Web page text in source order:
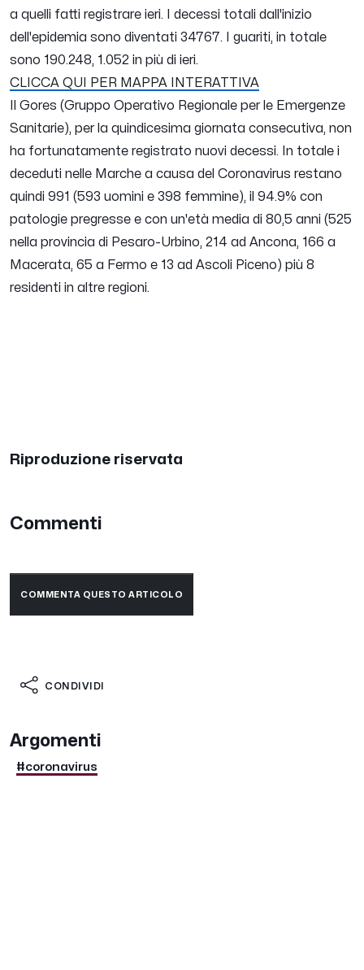
a quelli fatti registrare ieri. I decessi totali dall'inizio
dell'epidemia sono diventati 34767. I guariti, in totale
sono 190.248, 1.052 in più di ieri.
CLICCA QUI PER MAPPA INTERATTIVA
Il Gores (Gruppo Operativo Regionale per le Emergenze
Sanitarie), per la quindicesima giornata consecutiva, non
ha fortunatamente registrato nuovi decessi. In totale i
deceduti nelle Marche a causa del Coronavirus restano
quindi 991 (593 uomini e 398 femmine), il 94.9% con
patologie pregresse e con un'età media di 80,5 anni (525
nella provincia di Pesaro-Urbino, 214 ad Ancona, 166 a
Macerata, 65 a Fermo e 13 ad Ascoli Piceno) più 8
residenti in altre regioni.
Riproduzione riservata
Commenti
COMMENTA QUESTO ARTICOLO
CONDIVIDI
Argomenti
#coronavirus